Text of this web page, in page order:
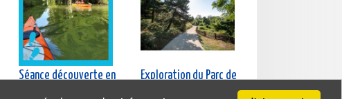
Séance découverte en
Exploration du Parc de